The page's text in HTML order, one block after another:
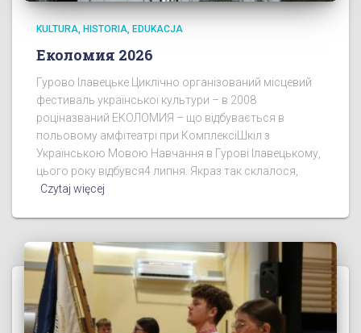
KULTURA, HISTORIA, EDUKACJA
Еколомия 2026
Гурово Ілавецьке Циклічно організований місцевий
фестиваль української культури – в 2008
роціназваний ЕКОЛОМИЯ – що відбувається в
польовому амфітеатрі при КомплексіШкіл з
Українською Мовою Навчання в Гурові Ілавецькому,
цього року відбувся4 липня. Якраз так склалося,
Czytaj więcej